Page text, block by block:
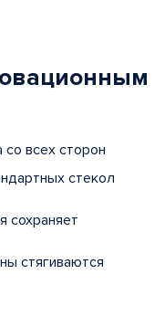
всех сторон
стекол
сохраняет
стягиваются